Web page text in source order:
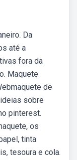
Da
até a
fora da
Maquete
de
sobre
pinterest.
os
tinta
tesoura e cola.